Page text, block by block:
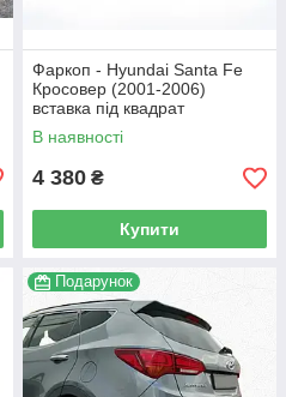
Фаркоп - Hyundai Santa Fe
Кросовер (2001-2006)
вставка під квадрат
В наявності
4 380 ₴
Купити
Подарунок